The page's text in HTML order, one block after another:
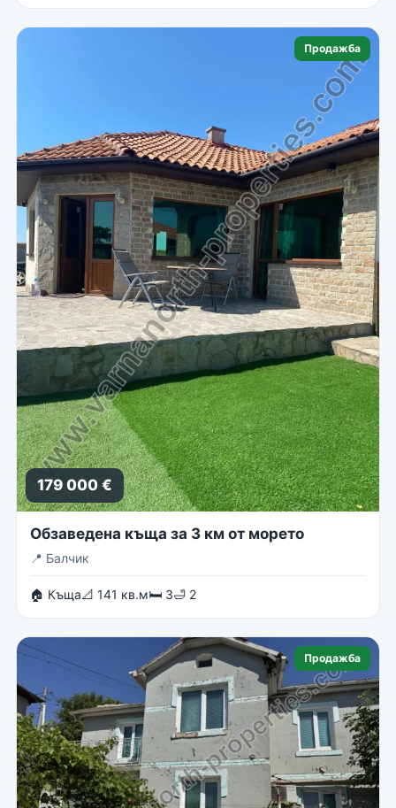
Продажба
179 000 €
Обзаведена къща за 3 км от морето
📍 Балчик
🏠 Къща📐 141 кв.м🛏 3🛁 2
Продажба